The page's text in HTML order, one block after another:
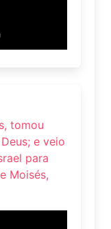
tomou
e veio
para
Moisés,